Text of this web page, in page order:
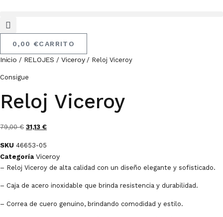
Contenido
0,00 €CARRITO
Inicio / RELOJES /Viceroy/ Reloj Viceroy
Consigue
Reloj Viceroy
79,00€ El
original
era:
79,00 €.
31,13 €El
es:
31,13 €.
SKU 46653-05
Categoría Viceroy
– Reloj Viceroy de alta calidad con un diseño elegante y sofisticado.
– Caja de acero inoxidable que brinda resistencia y durabilidad.
– Correa de cuero genuino, brindando comodidad y estilo.